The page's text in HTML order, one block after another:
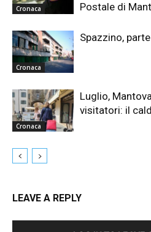
Cronaca
Postale di
Cronaca
Spazzino,
Cronaca
Luglio,
visitatori: il
LEAVE A REPLY